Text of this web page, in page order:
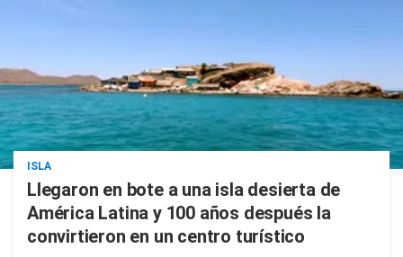
ISLA
Llegaron en bote a una isla desierta de
América Latina y 100 años después la
convirtieron en un centro turístico